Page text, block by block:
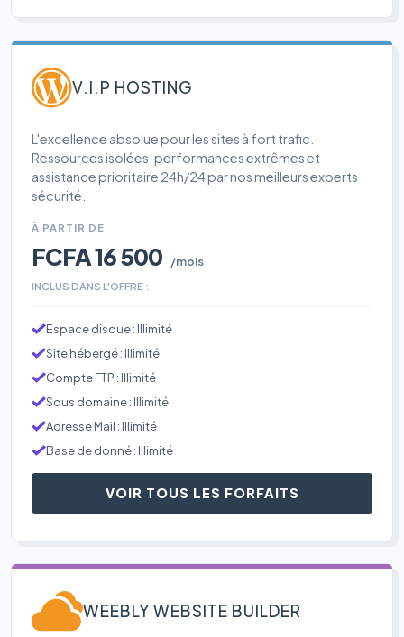
V.I.P HOSTING
L'excellence absolue pour les sites à fort trafic.
Ressources isolées, performances extrêmes et
assistance prioritaire 24h/24 par nos meilleurs experts
sécurité.
À PARTIR DE
FCFA 16 500 /mois
INCLUS DANS L'OFFRE :
Espace disque : Illimité
Site hébergé : Illimité
Compte FTP : Illimité
Sous domaine : Illimité
Adresse Mail : Illimité
Base de donné : Illimité
VOIR TOUS LES FORFAITS
WEEBLY WEBSITE BUILDER